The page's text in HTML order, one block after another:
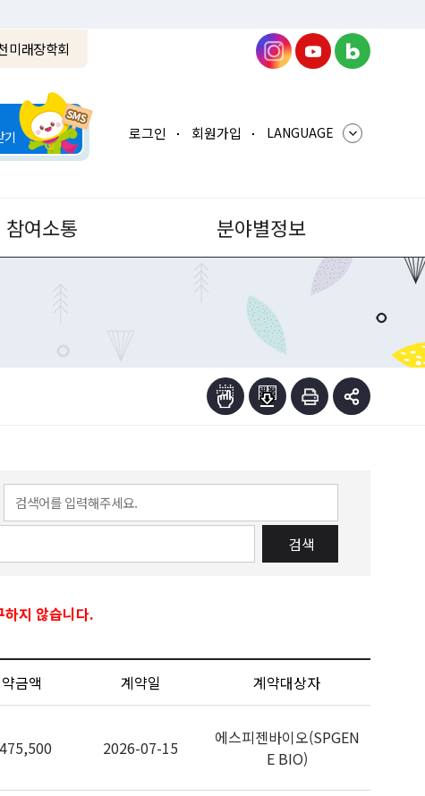
미래장학회
기
로그인 회원가입 LANGUAGE
참여소통 분야별정보
검색
지 않습니다.
금액 계약일 계약대상자
2026-07-15
에스피젠바이오(SPGEN
E BIO)